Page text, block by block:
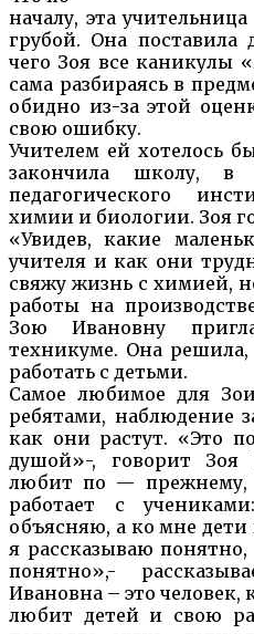
началу, эта
грубой. Она поставила
чего Зоя все каникулы
сама разбираясь в
обидно из-за этой
свою ошибку.
Учителем ей хотелось
закончила школу,
педагогического
химии и биологии. Зоя
«Увидев, какие
учителя и как они
свяжу жизнь с химией,
работы на
Зою Ивановну
техникуме. Она решила,
работать с детьми.
Самое любимое для
ребятами, наблюдение
как они растут. «Это
душой»-, говорит
любит по — прежнему,
работает с
объясняю, а ко мне дети
я рассказываю
понятно»,-
Ивановна – это
любит детей и свою